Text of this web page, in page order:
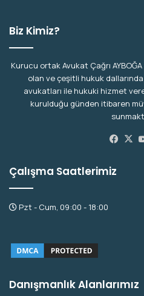
Biz Kimiz?
Kurucu ortak Avukat Çağrı
olan ve çeşitli hukuk
avukatları ile hukuki hizmet
kurulduğu günden itibaren
Çalışma Saatlerimiz
Pzt - Cum, 09:00 - 18:00
Danışmanlık Alanlarımız